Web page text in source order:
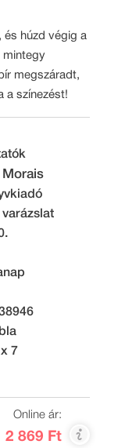
és húzd végig a
mintegy
megszáradt,
a színezést!
Morais
varázslat
7
Online ár:
2 869 Ft